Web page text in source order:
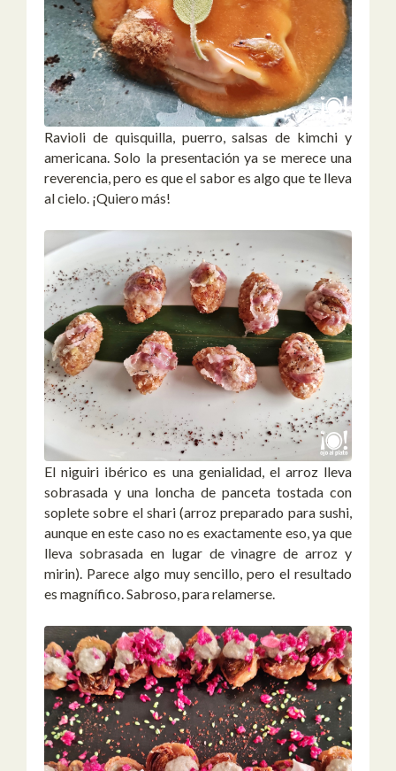
Ravioli de quisquilla, puerro, salsas de kimchi y
americana. Solo la presentación ya se merece una
reverencia, pero es que el sabor es algo que te lleva
al cielo. ¡Quiero más!
El niguiri ibérico es una genialidad, el arroz lleva
sobrasada y una loncha de panceta tostada con
soplete sobre el shari (arroz preparado para sushi,
aunque en este caso no es exactamente eso, ya que
lleva sobrasada en lugar de vinagre de arroz y
mirin). Parece algo muy sencillo, pero el resultado
es magnífico. Sabroso, para relamerse.